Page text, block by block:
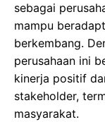
sebagai
mampu
berkembang.
perusahaan ini
kinerja positif
stakeholder,
masyarakat.